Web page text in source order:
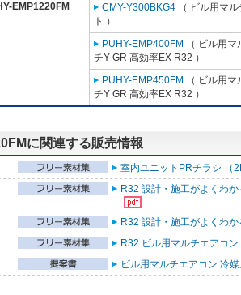
EMP1220FM
CMY-Y300BKG4 （ ビル用マ
ト ）
PUHY-EMP400FM
（ ビル用
チY GR 高効率EX R32 ）
PUHY-EMP450FM
（ ビル用
チY GR 高効率EX R32 ）
に関連する販売情報
室内ユニットPRチラシ （
R32 設計・施工がよくわ
R32 設計・施工がよくわ
R32 ビル用マルチエアコ
ビル用マルチエアコン 冷